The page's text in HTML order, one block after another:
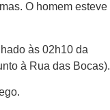
O homem esteve
às 02h10 da
à Rua das Bocas).